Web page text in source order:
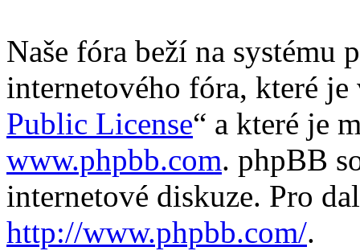
Naše fóra beží na systému
internetového fóra, které
Public License“ a které je
www.phpbb.com. phpBB
internetové diskuze. Pro
http://www.phpbb.com/.